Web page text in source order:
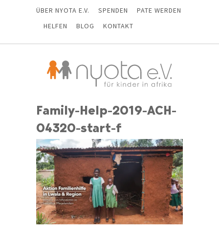
ÜBER NYOTA E.V. SPENDEN
PATE WERDEN
HELFEN
BLOG KONTAKT
Family-Help-2019-ACH-
04320-start-f